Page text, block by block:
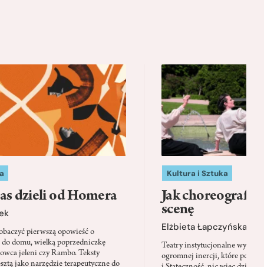
dzieli od Homera
pierwszą opowieść o
domu, wielką poprzedniczkę
jeleni czy Rambo. Teksty
jako narzędzie terapeutyczne do
Kultura i Sztuka
Jak
scenę
Elżbieta Łapczyńska
Teatry instytucjonalne
ogromnej inercji, które ponad